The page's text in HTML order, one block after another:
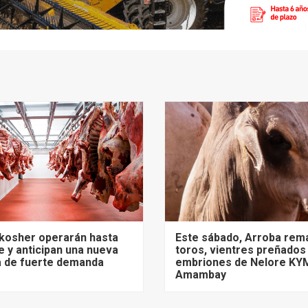
operarán hasta
y anticipan una nueva
de fuerte demanda
Este sábado, Arroba
toros, vientres preñados
embriones de Nelore
Amambay